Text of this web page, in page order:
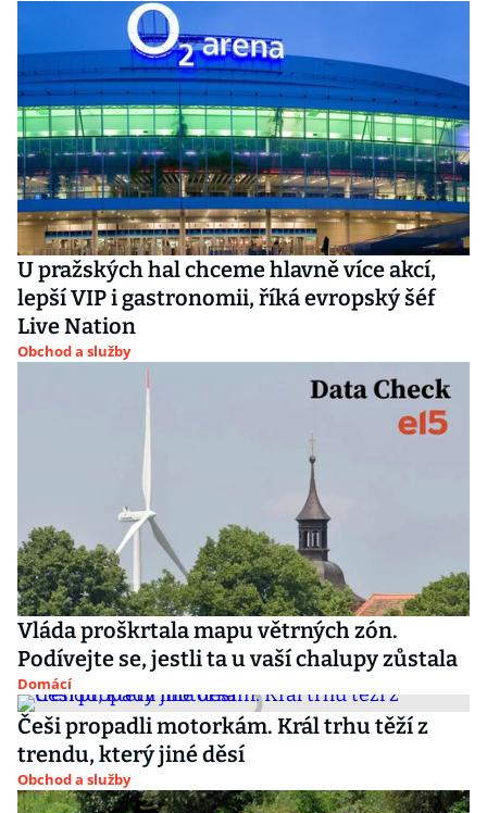
U pražských hal chceme hlavně více akcí,
lepší VIP i gastronomii, říká evropský šéf
Live Nation
Obchod a služby
Vláda proškrtala mapu větrných zón.
Podívejte se, jestli ta u vaší chalupy zůstala
Domácí
Češi propadli motorkám. Král trhu těží z
trendu, který jiné děsí
Obchod a služby